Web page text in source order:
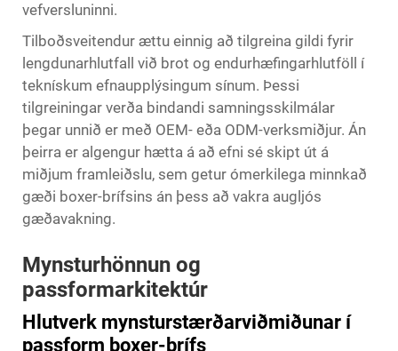
vefversluninni.
Tilboðsveitendur ættu einnig að tilgreina gildi fyrir
lengdunarhlutfall við brot og endurhæfingarhlutföll í
teknískum efnaupplýsingum sínum. Þessi
tilgreiningar verða bindandi samningsskilmálar
þegar unnið er með OEM- eða ODM-verksmiðjur. Án
þeirra er algengur hætta á að efni sé skipt út á
miðjum framleiðslu, sem getur ómerkilega minnkað
gæði boxer-brífsins án þess að vakra augljós
gæðavakning.
Mynsturhönnun og
passformarkitektúr
Hlutverk mynsturstærðarviðmiðunar í
passform boxer-brífs